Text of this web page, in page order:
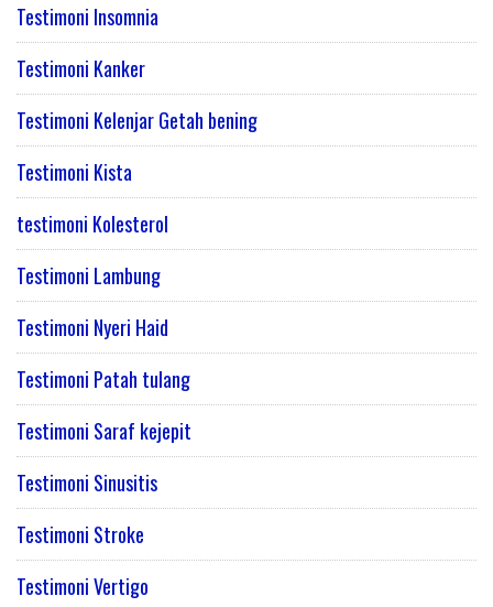
Testimoni Insomnia
Testimoni Kanker
Testimoni Kelenjar Getah bening
Testimoni Kista
testimoni Kolesterol
Testimoni Lambung
Testimoni Nyeri Haid
Testimoni Patah tulang
Testimoni Saraf kejepit
Testimoni Sinusitis
Testimoni Stroke
Testimoni Vertigo